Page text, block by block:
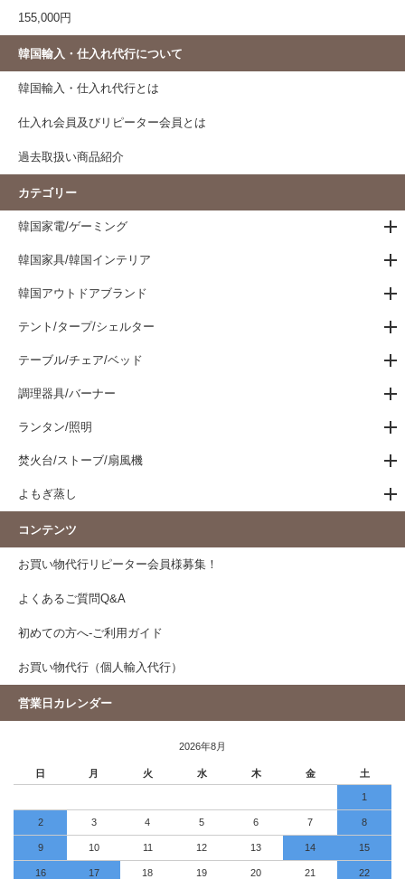
155,000円
韓国輸入・仕入れ代行について
韓国輸入・仕入れ代行とは
仕入れ会員及びリピーター会員とは
過去取扱い商品紹介
カテゴリー
韓国家電/ゲーミング
韓国家具/韓国インテリア
韓国アウトドアブランド
テント/タープ/シェルター
テーブル/チェア/ベッド
調理器具/バーナー
ランタン/照明
焚火台/ストーブ/扇風機
よもぎ蒸し
コンテンツ
お買い物代行リピーター会員様募集！
よくあるご質問Q&A
初めての方へ-ご利用ガイド
お買い物代行（個人輸入代行）
営業日カレンダー
2026年8月
日 月 火 水 木 金 土
1
2 3 4 5 6 7 8
9 10 11 12 13 14 15
16 17 18 19 20 21 22